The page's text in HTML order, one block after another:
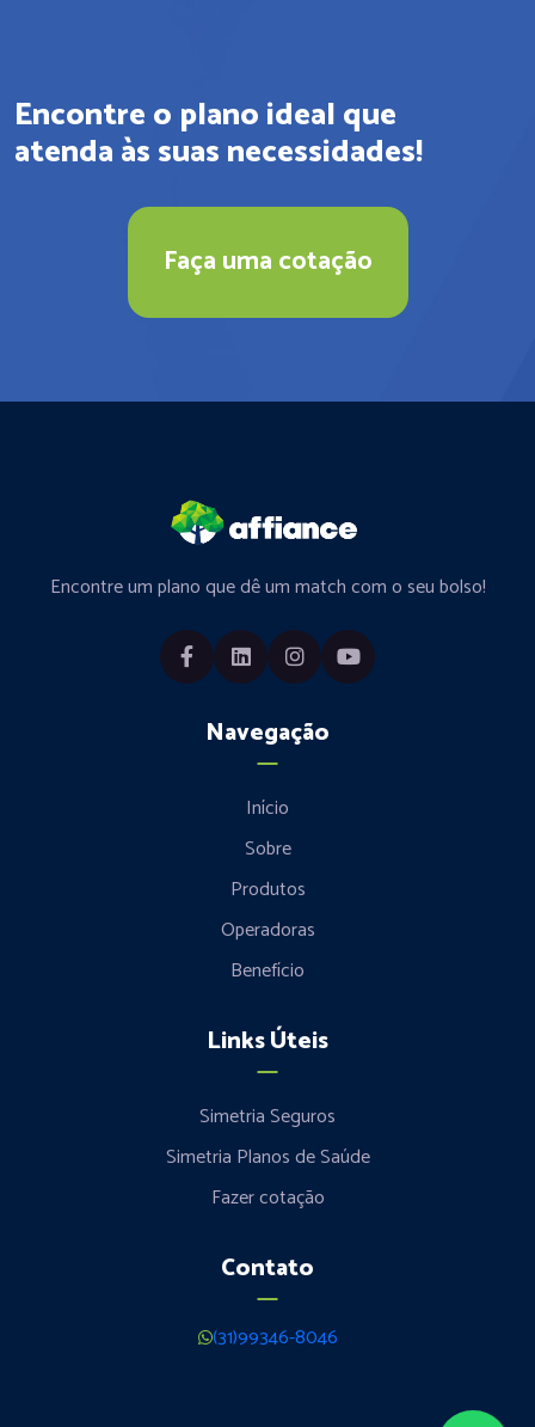
Encontre o plano ideal que
atenda às suas necessidades!
Faça uma cotação
Encontre um plano que dê um match com o seu bolso!
Navegação
Início
Sobre
Produtos
Operadoras
Benefício
Links Úteis
Simetria Seguros
Simetria Planos de Saúde
Fazer cotação
Contato
(31)99346-8046